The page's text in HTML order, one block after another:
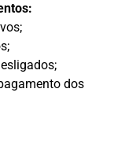
dos